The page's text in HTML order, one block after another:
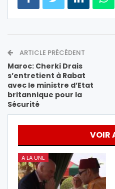
ARTICLE PRÉCÉDENT
Maroc: Cherki Drais
s’entretient à Rabat
avec le ministre d’Etat
britannique pour la
Sécurité
VOIR
A LA UNE